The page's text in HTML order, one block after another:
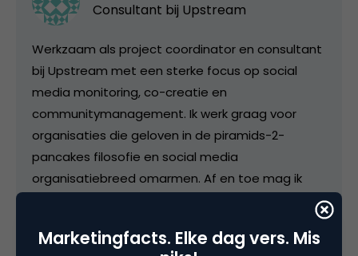
Consultant bij Upstream
Werkzaam als project coordinator en consultant
bij Upstream met een sterke focus op social
media monitoring, co-creatie en
communitymanagement. Ik werk graag voor
organisaties die geloven in de piramids-2-
pancakes filosofie en social media
organisatiebreed omarmen. Af en toe mag ik
samenleving, een bijproduct van m'n studie New
Marketingfacts. Elke dag vers. Mis